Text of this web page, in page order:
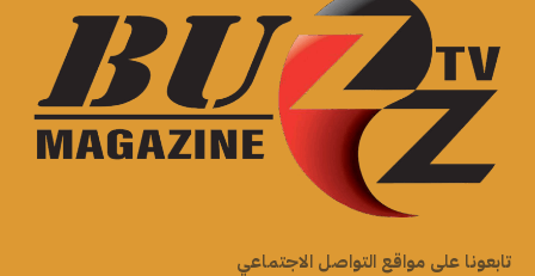
تابعونا على مواقع التواصل الاجتماعي